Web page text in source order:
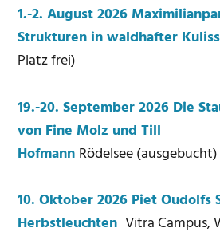
1.-2. August 2026
Strukturen in waldhafter
Platz frei)
19.-20. September 2026 Die
von Fine Molz und Till
Hofmann Rödelsee (ausgebucht)
10. Oktober 2026 Piet Oudolfs
Herbstleuchten Vitra Campus,